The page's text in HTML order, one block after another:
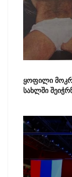
ყოფილი
სახლში